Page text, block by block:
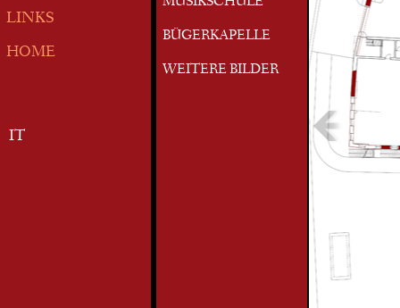
LINKS
HOME
IT
BÜGERKAPELLE
WEITERE BILDER